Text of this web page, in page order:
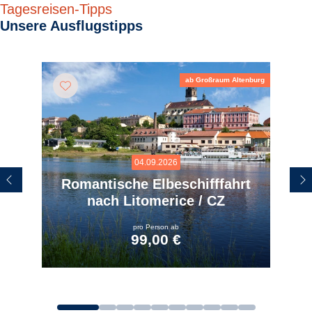
Tagesreisen-Tipps
Unsere Ausflugstipps
ab Großraum Altenburg
04.09.2026
Romantische Elbeschifffahrt
nach Litomerice / CZ
pro Person ab
99,00 €